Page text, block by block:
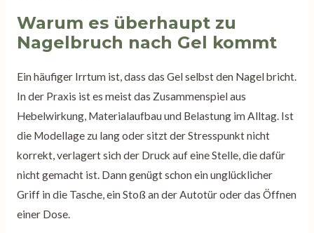
Warum es überhaupt zu
Nagelbruch nach Gel kommt
Ein häufiger Irrtum ist, dass das Gel selbst den Nagel bricht.
In der Praxis ist es meist das Zusammenspiel aus
Hebelwirkung, Materialaufbau und Belastung im Alltag. Ist
die Modellage zu lang oder sitzt der Stresspunkt nicht
korrekt, verlagert sich der Druck auf eine Stelle, die dafür
nicht gemacht ist. Dann genügt schon ein unglücklicher
Griff in die Tasche, ein Stoß an der Autotür oder das Öffnen
einer Dose.